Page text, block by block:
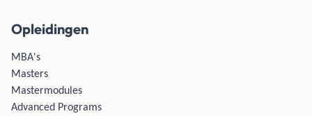
Opleidingen
MBA's
Masters
Mastermodules
Advanced Programs